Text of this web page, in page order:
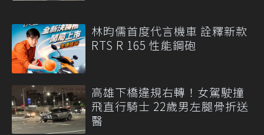
林昀儒首度代言機車 詮釋新款
RTS R 165 性能鋼砲
高雄下橋違規右轉！女駕駛撞
飛直行騎士 22歲男左腿骨折送
醫